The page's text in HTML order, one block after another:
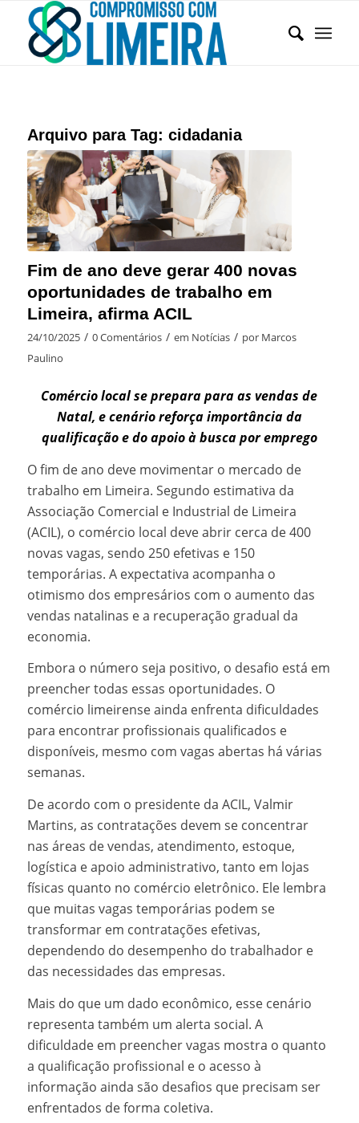
Arquivo para Tag: cidadania
Fim de ano deve gerar 400 novas
oportunidades de trabalho em
Limeira, afirma ACIL
24/10/2025 / 0 Comentários / em Notícias / por Marcos
Paulino
Comércio local se prepara para as vendas de
Natal, e cenário reforça importância da
qualificação e do apoio à busca por emprego
O fim de ano deve movimentar o mercado de
trabalho em Limeira. Segundo estimativa da
Associação Comercial e Industrial de Limeira
(ACIL), o comércio local deve abrir cerca de 400
novas vagas, sendo 250 efetivas e 150
temporárias. A expectativa acompanha o
otimismo dos empresários com o aumento das
vendas natalinas e a recuperação gradual da
economia.
Embora o número seja positivo, o desafio está em
preencher todas essas oportunidades. O
comércio limeirense ainda enfrenta dificuldades
para encontrar profissionais qualificados e
disponíveis, mesmo com vagas abertas há várias
semanas.
De acordo com o presidente da ACIL, Valmir
Martins, as contratações devem se concentrar
nas áreas de vendas, atendimento, estoque,
logística e apoio administrativo, tanto em lojas
físicas quanto no comércio eletrônico. Ele lembra
que muitas vagas temporárias podem se
transformar em contratações efetivas,
dependendo do desempenho do trabalhador e
das necessidades das empresas.
Mais do que um dado econômico, esse cenário
representa também um alerta social. A
dificuldade em preencher vagas mostra o quanto
a qualificação profissional e o acesso à
informação ainda são desafios que precisam ser
enfrentados de forma coletiva.